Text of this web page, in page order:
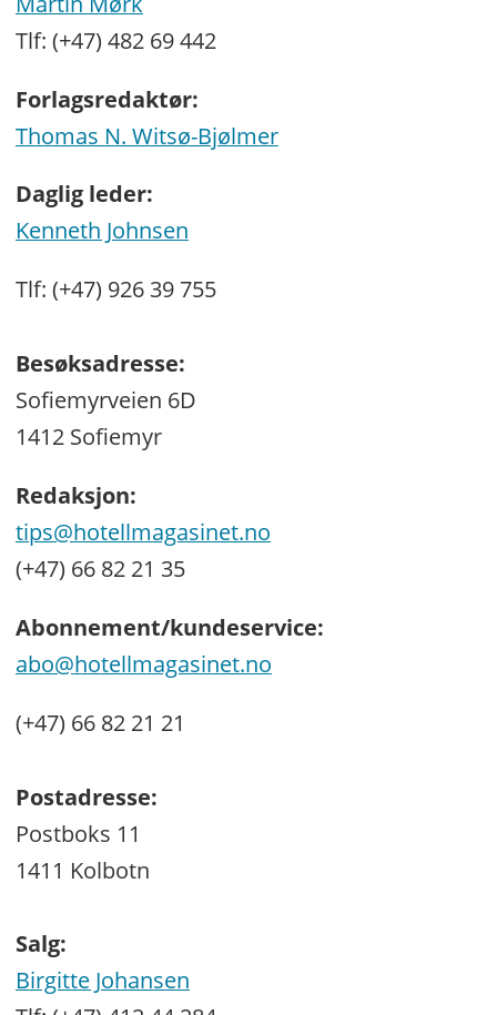
Tlf: (+47) 482 69 442
Forlagsredaktør:
Thomas N. Witsø-Bjølmer
Daglig leder:
Kenneth Johnsen
Tlf: (+47) 926 39 755
Besøksadresse:
Sofiemyrveien 6D
1412 Sofiemyr
Redaksjon:
tips@hotellmagasinet.no
(+47) 66 82 21 35
Abonnement/kundeservice:
abo@hotellmagasinet.no
(+47) 66 82 21 21
Postadresse:
Postboks 11
1411 Kolbotn
Salg:
Birgitte Johansen